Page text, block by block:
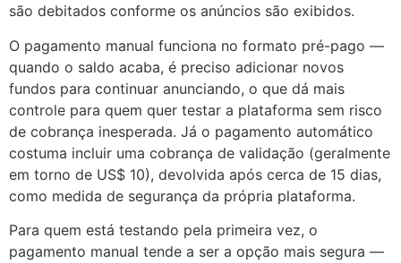
são debitados conforme os anúncios são exibidos.
O pagamento manual funciona no formato pré-pago —
quando o saldo acaba, é preciso adicionar novos
fundos para continuar anunciando, o que dá mais
controle para quem quer testar a plataforma sem risco
de cobrança inesperada. Já o pagamento automático
costuma incluir uma cobrança de validação (geralmente
em torno de US$ 10), devolvida após cerca de 15 dias,
como medida de segurança da própria plataforma.
Para quem está testando pela primeira vez, o
pagamento manual tende a ser a opção mais segura —